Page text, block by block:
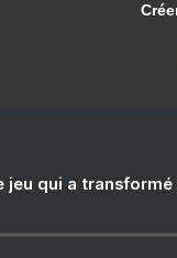
jeu qui a transformé